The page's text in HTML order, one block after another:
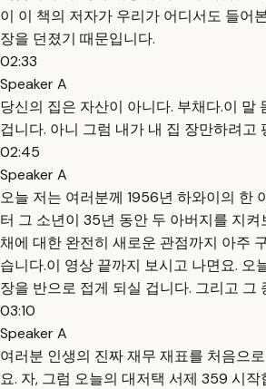
이 이 책의 저자가 우리가 어디서도 들어
장을 던졌기 때문입니다.
02:33
Speaker A
당신의 집은 자산이 아니다. 부채다.이 말
겁니다. 아니 그럼 내가 내 집 장만하려고
02:45
Speaker A
오늘 저는 여러분께 1956년 하와이의 한
터 그 소년이 35년 동안 두 아버지를 지
채에 대한 완전히 새로운 관점까지 아주
습니다.이 영상 끝까지 보시고 나면요. 오
장을 반으로 접게 되실 겁니다. 그리고 그
03:10
Speaker A
여러분 인생의 진짜 재무 재표를 처음으
요. 자, 그럼 오늘의 대저택 서제 359 시작